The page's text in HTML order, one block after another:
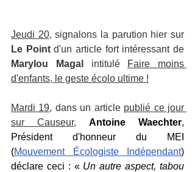
Jeudi 20
Le Point
Marylou Magal
intitulé
Faire moins
d'enfants, le geste écolo ultime !
Mardi 19, dans un article publié ce jour
sur Causeur, Antoine Waechter,
Président d'honneur du MEI
(Mouvement Écologiste Indépendant)
déclare ceci : « Un autre aspect, tabou